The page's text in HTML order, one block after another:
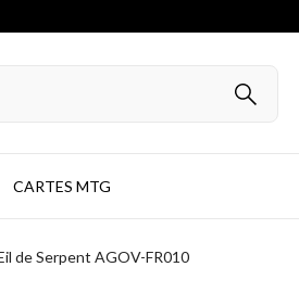
CARTES MTG
de Serpent AGOV-FR010